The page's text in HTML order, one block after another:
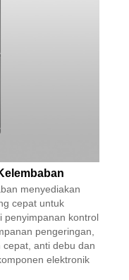
menyediakan
cepat untuk
penyimpanan kontrol
pengeringan,
anti debu dan
elektronik